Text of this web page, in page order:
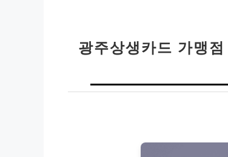
광주상생카드 가맹